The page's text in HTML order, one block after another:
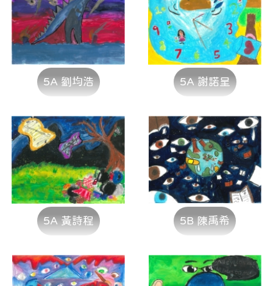
5A 劉均浩 5A 謝諾呈
5A 黃詩程 5B 陳禹希